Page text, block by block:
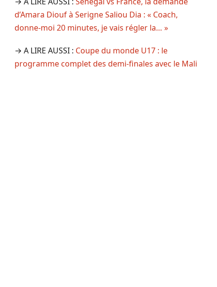
d’Amara Diouf à Serigne Saliou Dia : « Coach,
donne-moi 20 minutes, je vais régler la… »
→ A LIRE AUSSI : Coupe du monde U17 : le
programme complet des demi-finales avec le Mali